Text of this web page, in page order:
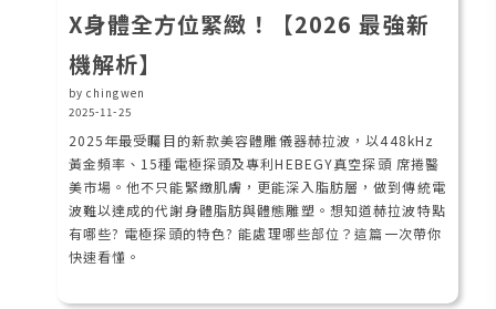
X身體全方位緊緻！【2026 最強新
機解析】
by chingwen
2025-11-25
2025年最受矚目的新款美容體雕儀器赫拉波，以448kHz
黃金頻率、15種電極探頭及專利HEBEGY真空探頭 席捲醫
美市場。他不只能緊緻肌膚，更能深入脂肪層，做到傳統電
波難以達成的代謝身體脂肪與體態雕塑。想知道赫拉波特點
有哪些? 電極探頭的特色? 能處理哪些部位？這篇一次帶你
快速看懂。